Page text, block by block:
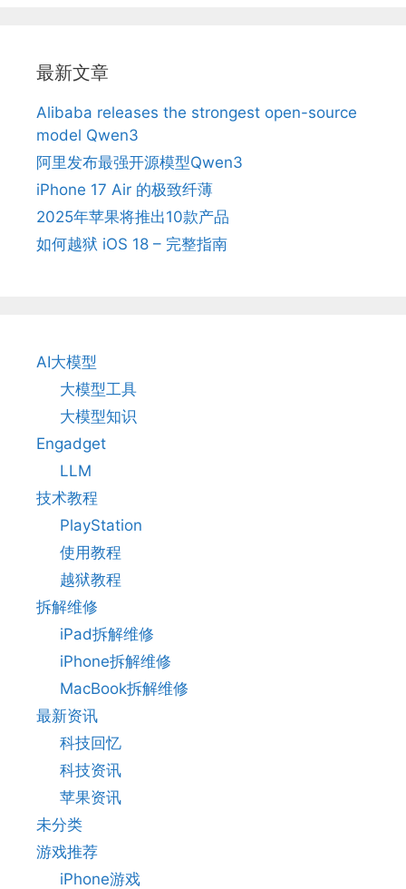
最新文章
Alibaba releases the strongest open-source
model Qwen3
阿里发布最强开源模型Qwen3
iPhone 17 Air 的极致纤薄
2025年苹果将推出10款产品
如何越狱 iOS 18 – 完整指南
AI大模型
大模型工具
大模型知识
Engadget
LLM
技术教程
PlayStation
使用教程
越狱教程
拆解维修
iPad拆解维修
iPhone拆解维修
MacBook拆解维修
最新资讯
科技回忆
科技资讯
苹果资讯
未分类
游戏推荐
iPhone游戏